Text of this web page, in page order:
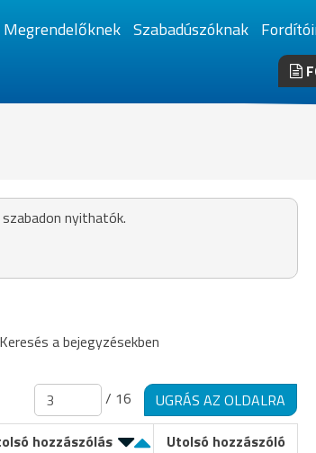
Megrendelőknek Szabadúszóknak
nyithatók.
Keresés a bejegyzésekben
/ 16
UGRÁS AZ OLDALRA
hozzászólás
Utolsó hozzászóló